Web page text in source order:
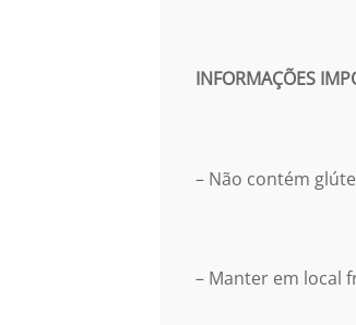
INFORMAÇÕES
– Não contém
– Manter em local